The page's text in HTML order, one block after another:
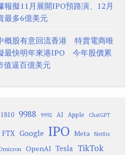
報擬11月展開IPO預路演、12月
多6億美元
概股有意回流香港 特賣電商唯
最快明年來港IPO 今年股價累
值逼百億美元
1810 9988 9992 AI Apple ChatGPT
FTX Google IPO Meta Netflix
OpenAI Tesla TikTok